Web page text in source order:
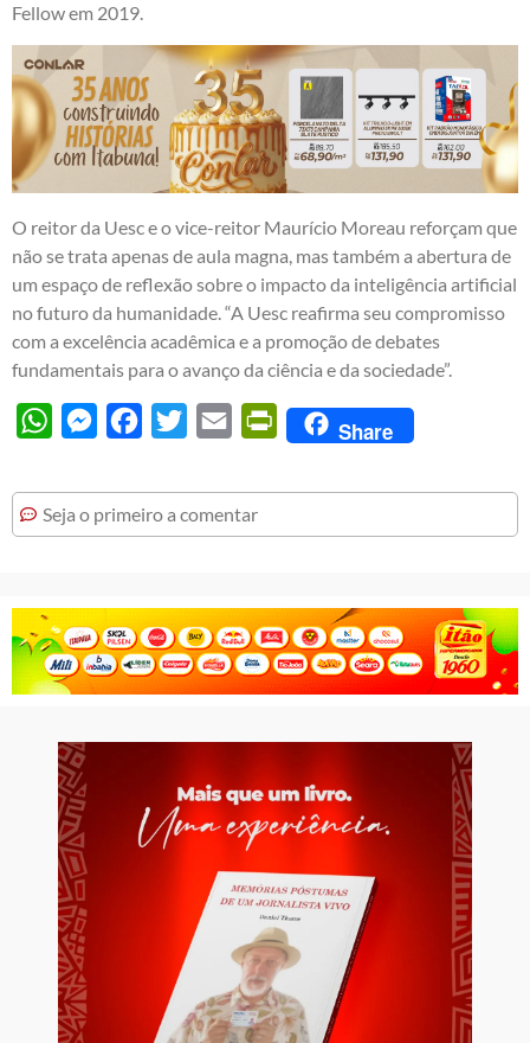
Fellow em 2019.
O reitor da Uesc e o vice-reitor Maurício Moreau reforçam que
não se trata apenas de aula magna, mas também a abertura de
um espaço de reflexão sobre o impacto da inteligência artificial
no futuro da humanidade. “A Uesc reafirma seu compromisso
com a excelência acadêmica e a promoção de debates
fundamentais para o avanço da ciência e da sociedade”.
WhatsAppMessengerFacebook
Twitter Email PrintFriendly
Share
Seja o primeiro a comentar